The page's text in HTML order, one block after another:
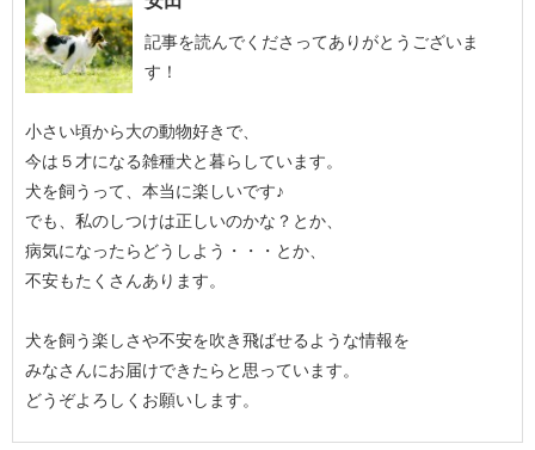
記事を読んでくださってありがとうございま
す！
小さい頃から大の動物好きで、
今は５才になる雑種犬と暮らしています。
犬を飼うって、本当に楽しいです♪
でも、私のしつけは正しいのかな？とか、
病気になったらどうしよう・・・とか、
不安もたくさんあります。
犬を飼う楽しさや不安を吹き飛ばせるような情報を
みなさんにお届けできたらと思っています。
どうぞよろしくお願いします。